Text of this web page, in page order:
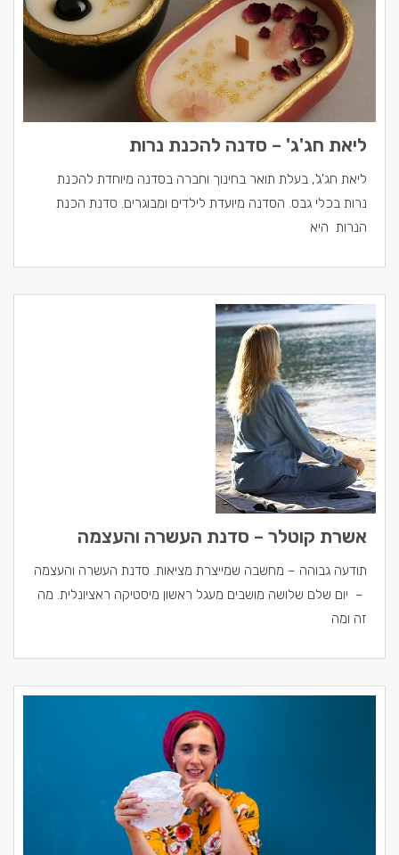
ליאת חג'ג' – סדנה להכנת נרות
ליאת חג'ג', בעלת תואר בחינוך וחברה בסדנה מיוחדת להכנת
נרות בכלי גבס. הסדנה מיועדת לילדים ומבוגרים. סדנת הכנת
הנרות היא
אשרת קוטלר – סדנת העשרה והעצמה
תודעה גבוהה – מחשבה שמייצרת מציאות. סדנת העשרה והעצמה
– יום שלם שלושה מושבים מעגל ראשון מיסטיקה ראציונלית. מה
זה ומה